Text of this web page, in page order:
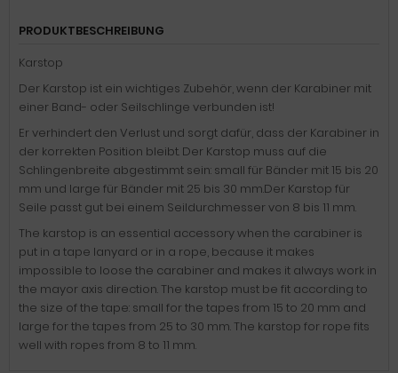
PRODUKTBESCHREIBUNG
Karstop
Der Karstop ist ein wichtiges Zubehör, wenn der Karabiner mit
einer Band- oder Seilschlinge verbunden ist!
Er verhindert den Verlust und sorgt dafür, dass der Karabiner in
der korrekten Position bleibt. Der Karstop muss auf die
Schlingenbreite abgestimmt sein: small für Bänder mit 15 bis 20
mm und large für Bänder mit 25 bis 30 mm.Der Karstop für
Seile passt gut bei einem Seildurchmesser von 8 bis 11 mm.
The karstop is an essential accessory when the carabiner is
put in a tape lanyard or in a rope, because it makes
impossible to loose the carabiner and makes it always work in
the mayor axis direction. The karstop must be fit according to
the size of the tape: small for the tapes from 15 to 20 mm and
large for the tapes from 25 to 30 mm. The karstop for rope fits
well with ropes from 8 to 11 mm.